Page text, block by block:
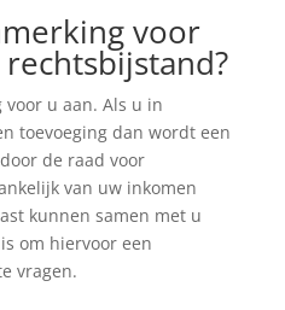
voor
u aan. Als u in
toevoeging dan wordt een
de raad voor
van uw inkomen
kunnen samen met u
om hiervoor een
vragen.